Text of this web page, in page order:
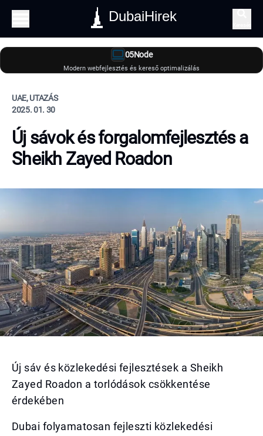
DubaiHirek
05Node
Modern webfejlesztés és kereső optimalizálás
UAE, UTAZÁS
2025. 01. 30
Új sávok és forgalomfejlesztés a
Sheikh Zayed Roadon
Új sáv és közlekedési fejlesztések a Sheikh
Zayed Roadon a torlódások csökkentése
érdekében
Dubai folyamatosan fejleszti közlekedési